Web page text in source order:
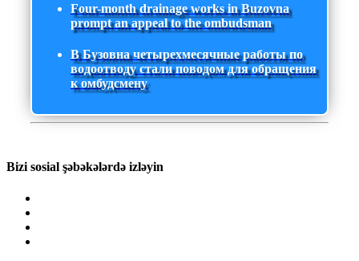
Four-month drainage works in Buzovna
prompt an appeal to the ombudsman
В Бузовна четырехмесячные работы по
водоотводу стали поводом для обращения
к омбудсмену
Bizi sosial şəbəkələrdə izləyin